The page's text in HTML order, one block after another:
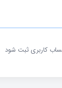
کاربری ثبت شود